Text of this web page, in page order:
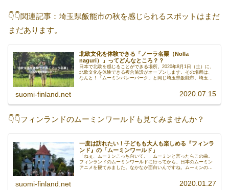
👇👇関連記事：埼玉県飯能市の秋を感じられるスポットはまだ
まだあります。
北欧文化を体験できる「ノーラ名栗（Nolla
naguri）」ってどんなところ？？
日本で北欧を感じることができる場所。2020年8月1日（土）に、
北欧文化を体験できる複合施設がオープンします。その場所は、
なんと！「ムーミンバレーパーク」と同じ埼玉県飯能市。埼玉に
suomi-finland.net 2020.07.15
👇👇フィンランドのムーミンワールドも見てみませんか？
一度は訪れたい！子どもも大人も楽しめる『フィンラ
ンド』の「ムーミンワールド」
「ねぇ、ムーミンこっち向いて。」ムーミンと言ったらこの曲。
フィンランドのムーミンワールドに行ってから、日本のムーミン
アニメを観てみました。なかなか面白いんですね。ムーミンの、
たらムーミンワールドは、一度は訪れてみたい場所ですね。
suomi-finland.net 2020.01.27